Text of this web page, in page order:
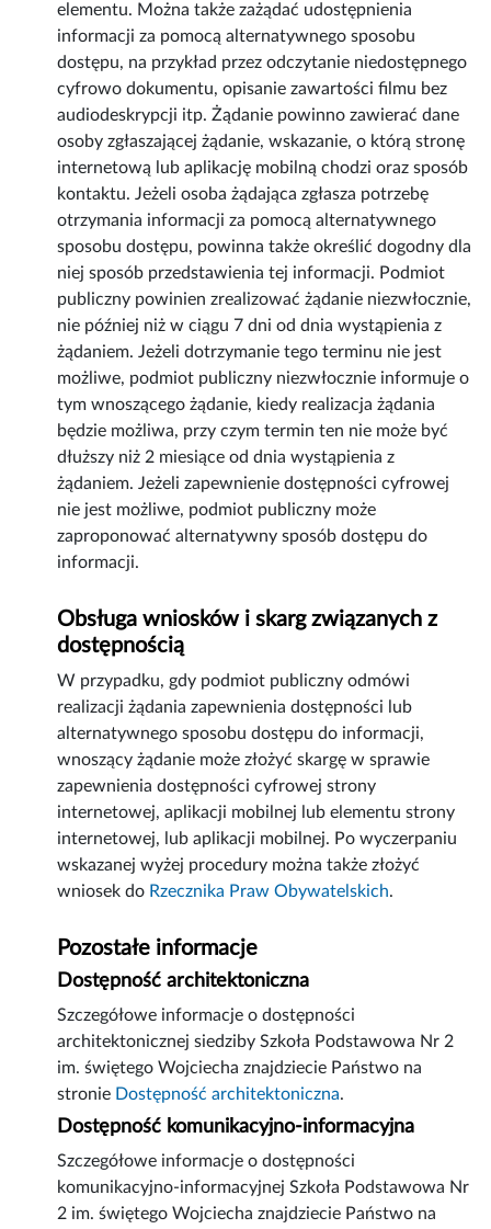
elementu. Można także zażądać udostępnienia
informacji za pomocą alternatywnego sposobu
dostępu, na przykład przez odczytanie niedostępnego
cyfrowo dokumentu, opisanie zawartości filmu bez
audiodeskrypcji itp. Żądanie powinno zawierać dane
osoby zgłaszającej żądanie, wskazanie, o którą stronę
internetową lub aplikację mobilną chodzi oraz sposób
kontaktu. Jeżeli osoba żądająca zgłasza potrzebę
otrzymania informacji za pomocą alternatywnego
sposobu dostępu, powinna także określić dogodny dla
niej sposób przedstawienia tej informacji. Podmiot
publiczny powinien zrealizować żądanie niezwłocznie,
nie później niż w ciągu 7 dni od dnia wystąpienia z
żądaniem. Jeżeli dotrzymanie tego terminu nie jest
możliwe, podmiot publiczny niezwłocznie informuje o
tym wnoszącego żądanie, kiedy realizacja żądania
będzie możliwa, przy czym termin ten nie może być
dłuższy niż 2 miesiące od dnia wystąpienia z
żądaniem. Jeżeli zapewnienie dostępności cyfrowej
nie jest możliwe, podmiot publiczny może
zaproponować alternatywny sposób dostępu do
informacji.
Obsługa wniosków i skarg związanych z
dostępnością
W przypadku, gdy podmiot publiczny odmówi
realizacji żądania zapewnienia dostępności lub
alternatywnego sposobu dostępu do informacji,
wnoszący żądanie może złożyć skargę w sprawie
zapewnienia dostępności cyfrowej strony
internetowej, aplikacji mobilnej lub elementu strony
internetowej, lub aplikacji mobilnej. Po wyczerpaniu
wskazanej wyżej procedury można także złożyć
wniosek do Rzecznika Praw Obywatelskich.
Pozostałe informacje
Dostępność architektoniczna
Szczegółowe informacje o dostępności
architektonicznej siedziby Szkoła Podstawowa Nr 2
im. świętego Wojciecha znajdziecie Państwo na
stronie Dostępność architektoniczna.
Dostępność komunikacyjno-informacyjna
Szczegółowe informacje o dostępności
komunikacyjno-informacyjnej Szkoła Podstawowa Nr
2 im. świętego Wojciecha znajdziecie Państwo na